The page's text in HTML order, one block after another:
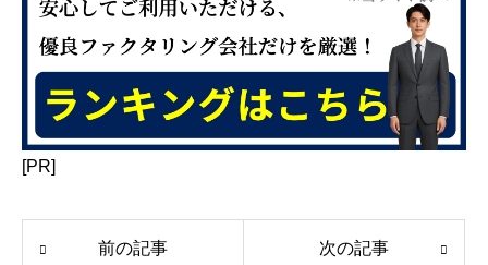
[PR]
前の記事 次の記事